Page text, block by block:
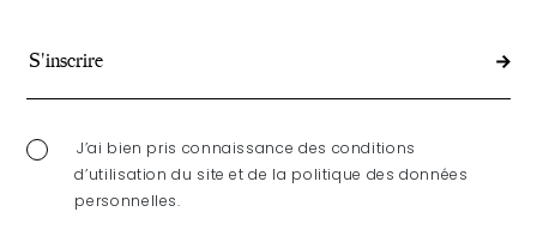
J’ai bien pris connaissance des conditions
d’utilisation du site et de la politique des données
personnelles.